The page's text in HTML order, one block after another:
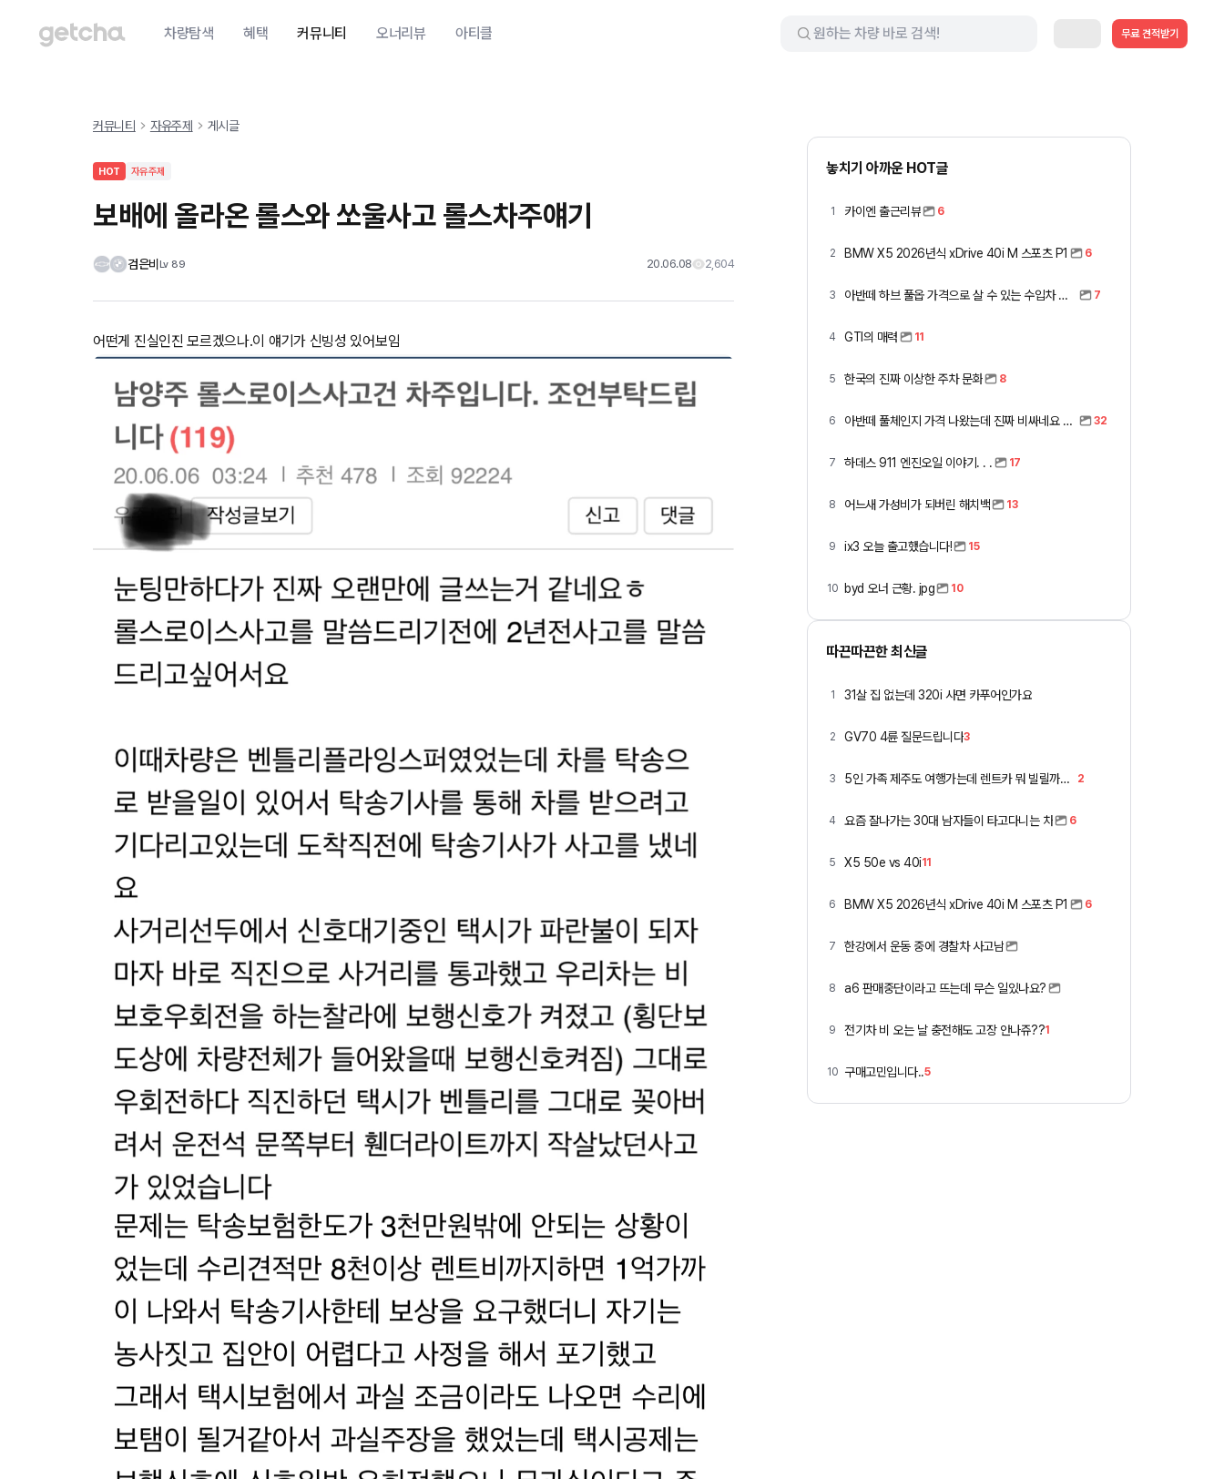
차량탐색 혜택 커뮤니티 오너리뷰 아티클 무료 견적받기
커뮤니티 자유주제 게시글
HOT 자유주제
보배에 올라온 롤스와 쏘울사고 롤스차주얘기
검은비 Lv 89 20.06.08 2,604
놓치기 아까운 HOT글
1 카이엔 출근리뷰 6
2 BMW X5 2026년식 xDrive 40i M 스포츠 P1 6
3 아반떼 하브 풀옵 가격으로 살 수 있는 수입차 모아봤습니다 (중고 포함) 7
4 GTI의 매력 11
5 한국의 진짜 이상한 주차 문화 8
6 아반떼 풀체인지 가격 나왔는데 진짜 비싸네요 ㅎㅎ 32
7 하데스 911 엔진오일 이야기. . . 17
8 어느새 가성비가 되버린 해치백 13
9 ix3 오늘 출고했습니다! 15
10 byd 오너 근황. jpg 10
따끈따끈한 최신글
1 31살 집 없는데 320i 사면 카푸어인가요
2 GV70 4륜 질문드립니다3
3 5인 가족 제주도 여행가는데 렌트카 뭐 빌릴까요 ㅎ 2
4 요즘 잘나가는 30대 남자들이 타고다니는 차 6
5 X5 50e vs 40i11
6 BMW X5 2026년식 xDrive 40i M 스포츠 P1 6
7 한강에서 운동 중에 경찰차 사고남
8 a6 판매중단이라고 뜨는데 무슨 일있나요?
9 전기차 비 오는 날 충전해도 고장 안나쥬??1
10 구매고민입니다..5